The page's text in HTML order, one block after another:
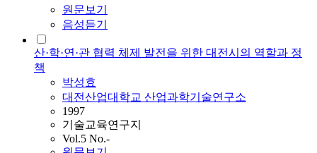
원문보기
음성듣기
산·학·연·관 협력 체제 발전을 위한 대전시의 역할과 정
책
박성효
대전산업대학교 산업과학기술연구소
1997
기술교육연구지
Vol.5 No.-